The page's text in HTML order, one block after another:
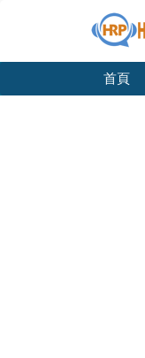
首頁